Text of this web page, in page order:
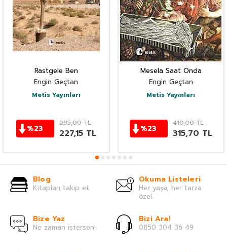
Rastgele Ben
Engin Geçtan
Metis Yayınları
%23
295,00TL
227,15TL
Mesela Saat Onda
Engin Geçtan
Metis Yayınları
%23
410,00TL
315,70 TL
Blog
Kitapları takip et.
Okuma Listeleri
Her yaşa, her tarza
özel.
Bize Yaz
Ne zaman istersen!
Bizi Ara!
0850 304 36 49